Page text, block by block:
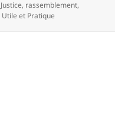
Justice, rassemblement,
Utile et Pratique